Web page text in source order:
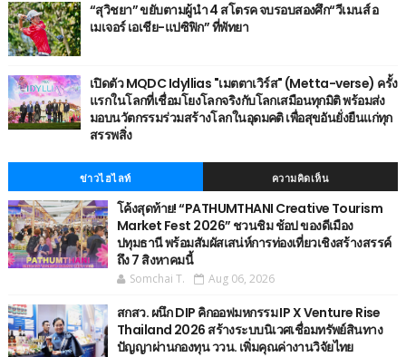
“สุวิชยา” ขยับตามผู้นำ 4 สโตรค จบรอบสองศึก“วีเมนส์ อ
เมเจอร์ เอเชีย-แปซิฟิก” ที่พัทยา
เปิดตัว MQDC Idyllias "เมตตาเวิร์ส" (Metta-verse) ครั้ง
แรกในโลกที่เชื่อมโยงโลกจริงกับโลกเสมือนทุกมิติ พร้อมส่ง
มอบนวัตกรรมร่วมสร้างโลกในอุดมคติ เพื่อสุขอันยั่งยืนแก่ทุก
สรรพสิ่ง
ข่าวไฮไลท์ ความคิดเห็น
โค้งสุดท้าย! “PATHUMTHANI Creative Tourism
Market Fest 2026” ชวนชิม ช้อป ของดีเมือง
ปทุมธานี พร้อมสัมผัสเสน่ห์การท่องเที่ยวเชิงสร้างสรรค์
ถึง 7 สิงหาคมนี้
Somchai T. Aug 06, 2026
สกสว. ผนึก DIP คิกออฟมหกรรม IP X Venture Rise
Thailand 2026 สร้างระบบนิเวศเชื่อมทรัพย์สินทาง
ปัญญาผ่านกองทุน ววน. เพิ่มคุณค่างานวิจัยไทย